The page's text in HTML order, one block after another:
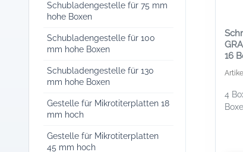
Schubladengestelle für 75 mm
hohe Boxen
Schubladengestelle für 100
mm hohe Boxen
Schubladengestelle für 130
mm hohe Boxen
Gestelle für Mikrotiterplatten 18
mm hoch
Gestelle für Mikrotiterplatten
45 mm hoch
16
4